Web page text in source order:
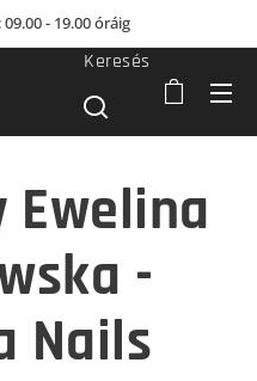
- 19.00 óráig
Keresés
Ewelina
-
Nails